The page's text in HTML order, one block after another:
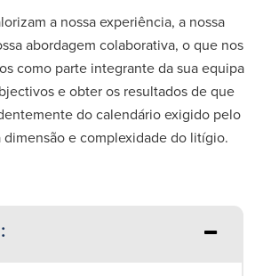
a nossa experiência, a nossa
abordagem colaborativa, o que nos
como parte integrante da sua equipa
e obter os resultados de que
do calendário exigido pelo
e complexidade do litígio.